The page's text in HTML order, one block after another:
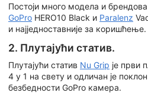
Постоји много модела и
GoPro HERO10 Black и Paralenz
и најједноставније за коришћење.
2. Плутајући статив.
Плутајући статив Nu Grip је први
4 у 1 на свету и одличан је
безбедности GoPro камера.